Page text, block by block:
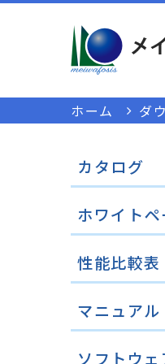
ホーム ダ
カタログ
ホワイトペ
性能比較表
マニュアル
ソフトウ